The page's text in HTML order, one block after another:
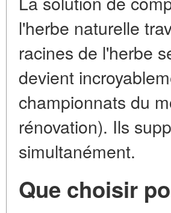
l'herbe naturelle
racines de l'herbe
devient
championnats du
rénovation). Ils
simultanément.
Que choisir